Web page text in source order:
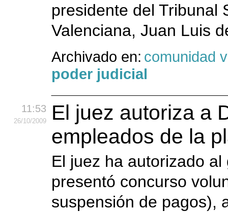
presidente del Tribunal
Valenciana, Juan Luis
Archivado en: comunidad
poder judicial
11:53
26/10/2009
El juez autoriza a
empleados de la
El juez ha autorizado
presentó concurso
suspensión de pagos),